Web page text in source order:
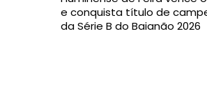
e conquista título de
da Série B do Baianão 2026